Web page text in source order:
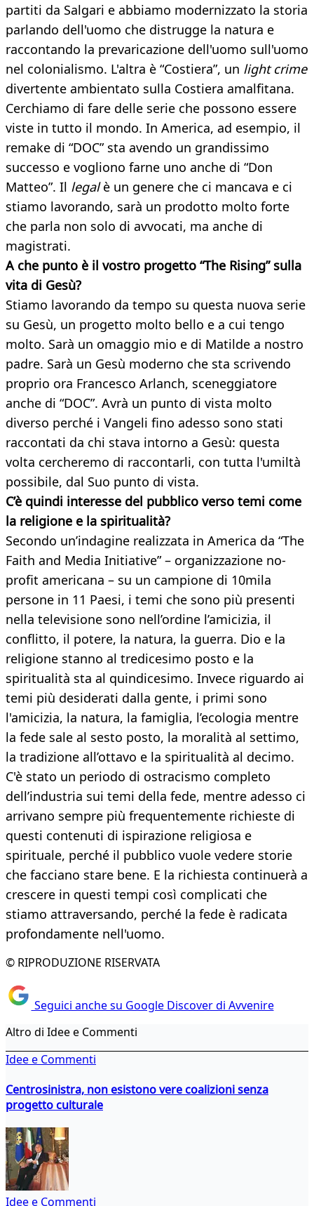
partiti da Salgari e abbiamo modernizzato la storia
parlando dell'uomo che distrugge la natura e
raccontando la prevaricazione dell'uomo sull'uomo
nel colonialismo. L'altra è “Costiera”, un light crime
divertente ambientato sulla Costiera amalfitana.
Cerchiamo di fare delle serie che possono essere
viste in tutto il mondo. In America, ad esempio, il
remake di “DOC” sta avendo un grandissimo
successo e vogliono farne uno anche di “Don
Matteo”. Il legalè un genere che ci mancava e ci
stiamo lavorando, sarà un prodotto molto forte
che parla non solo di avvocati, ma anche di
magistrati.
A che punto è il vostro progetto “The Rising” sulla
vita di Gesù?
Stiamo lavorando da tempo su questa nuova serie
su Gesù, un progetto molto bello e a cui tengo
molto. Sarà un omaggio mio e di Matilde a nostro
padre. Sarà un Gesù moderno che sta scrivendo
proprio ora Francesco Arlanch, sceneggiatore
anche di “DOC”. Avrà un punto di vista molto
diverso perché i Vangeli fino adesso sono stati
raccontati da chi stava intorno a Gesù: questa
volta cercheremo di raccontarli, con tutta l'umiltà
possibile, dal Suo punto di vista.
C’è quindi interesse del pubblico verso temi come
la religione e la spiritualità?
Secondo un’indagine realizzata in America da “The
Faith and Media Initiative” – organizzazione no-
profit americana – su un campione di 10mila
persone in 11 Paesi, i temi che sono più presenti
nella televisione sono nell’ordine l’amicizia, il
conflitto, il potere, la natura, la guerra. Dio e la
religione stanno al tredicesimo posto e la
spiritualità sta al quindicesimo. Invece riguardo ai
temi più desiderati dalla gente, i primi sono
l'amicizia, la natura, la famiglia, l’ecologia mentre
la fede sale al sesto posto, la moralità al settimo,
la tradizione all’ottavo e la spiritualità al decimo.
C'è stato un periodo di ostracismo completo
dell’industria sui temi della fede, mentre adesso ci
arrivano sempre più frequentemente richieste di
questi contenuti di ispirazione religiosa e
spirituale, perché il pubblico vuole vedere storie
che facciano stare bene. E la richiesta continuerà a
crescere in questi tempi così complicati che
stiamo attraversando, perché la fede è radicata
profondamente nell'uomo.
© RIPRODUZIONE RISERVATA
Seguici anche su Google Discover di Avvenire
Altro di Idee e Commenti
Idee e Commenti
Centrosinistra, non esistono vere coalizioni senza
progetto culturale
Idee e Commenti